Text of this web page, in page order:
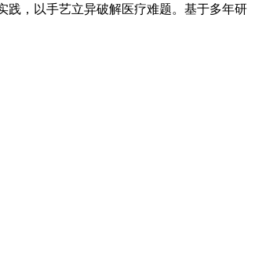
践，以手艺立异破解医疗难题。基于多年研